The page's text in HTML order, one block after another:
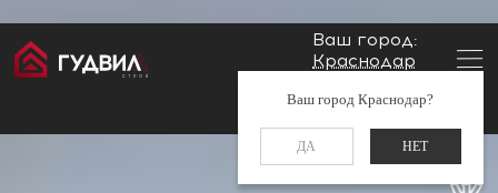
Ваш город:
Краснодар
Ваш город Краснодар?
ДА НЕТ
Заказать звонок
Главная Застройщики